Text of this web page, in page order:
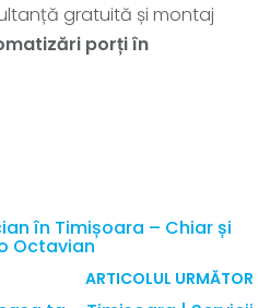
gratuită și montaj
porți în
în Timișoara – Chiar și
Octavian
ARTICOLUL URMĂTOR